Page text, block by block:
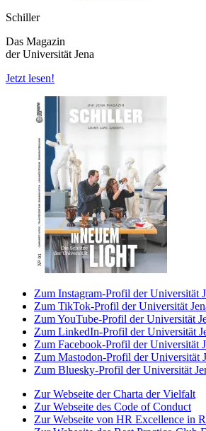
Schiller
Das Magazin
der Universität Jena
Jetzt lesen!
Zum Instagram-Profil der Universität
Zum TikTok-Profil der Universität
Zum YouTube-Profil der Universität
Zum LinkedIn-Profil der Universität
Zum Facebook-Profil der Universität
Zum Mastodon-Profil der Universität
Zum Bluesky-Profil der Universität
Zur Webseite der Charta der Vielfalt
Zur Webseite des Code of Conduct
Zur Webseite von HR Excellence in